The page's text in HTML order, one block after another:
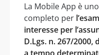
La Mobile App è
completo per
interesse per
D.Lgs. n. 267/